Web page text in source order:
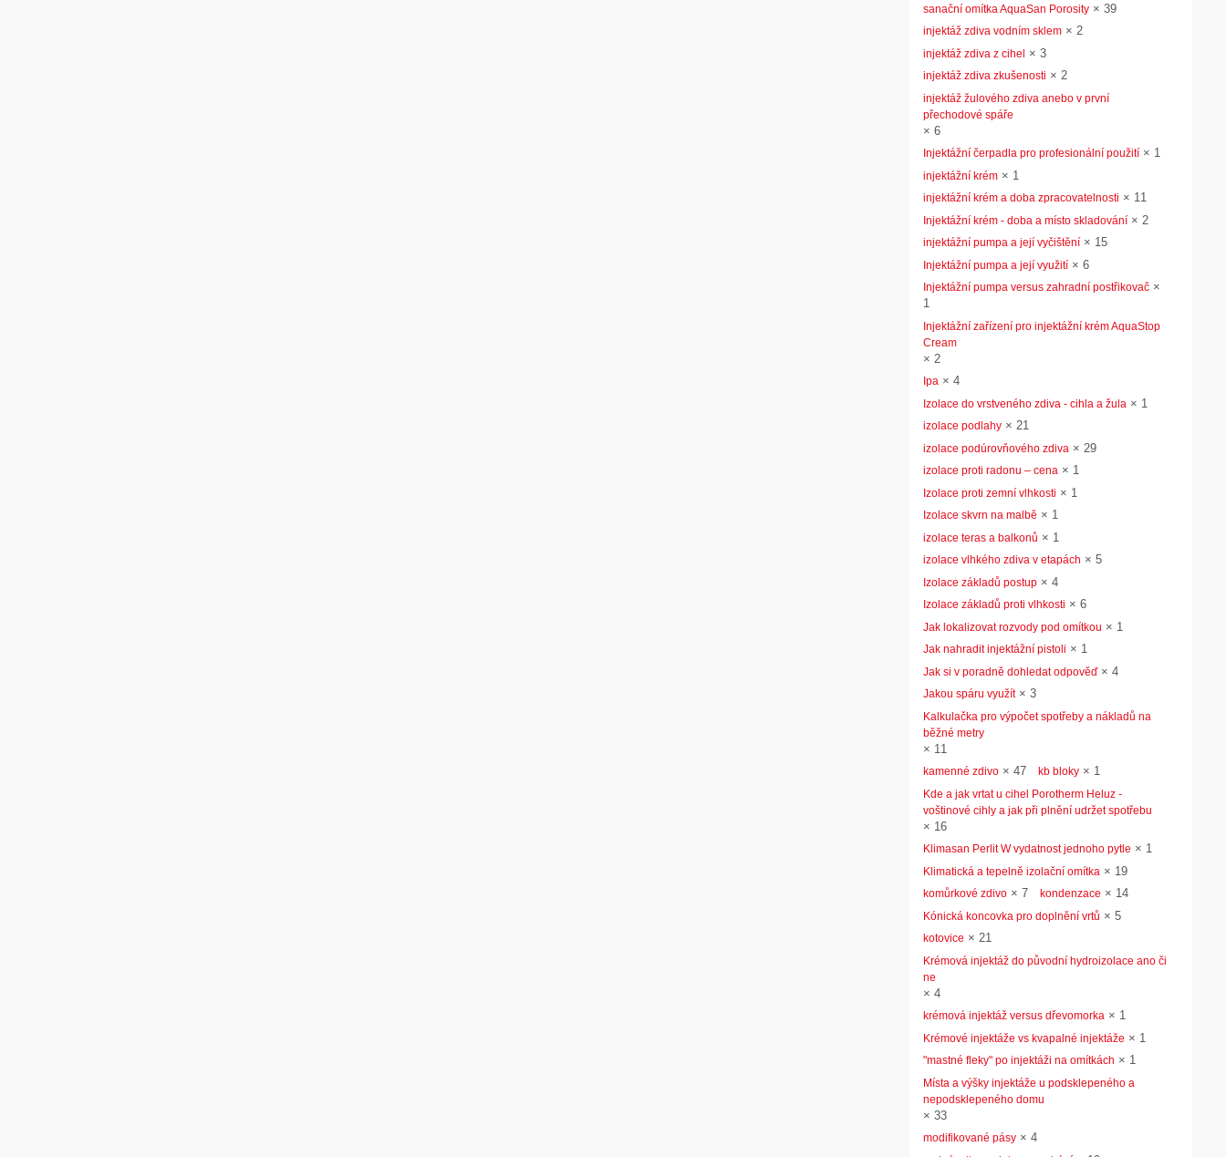
sanační omítka AquaSan Porosity × 39
injektáž zdiva vodním sklem × 2
injektáž zdiva z cihel × 3
injektáž zdiva zkušenosti × 2
injektáž žulového zdiva anebo v první
přechodové spáře
× 6
Injektážní čerpadla pro profesionální použití × 1
injektážní krém × 1
injektážní krém a doba zpracovatelnosti × 11
Injektážní krém - doba a místo skladování × 2
injektážní pumpa a její vyčištění × 15
Injektážní pumpa a její využití × 6
Injektážní pumpa versus zahradní postřikovač ×
1
Injektážní zařízení pro injektážní krém AquaStop
Cream
× 2
Ipa × 4
Izolace do vrstveného zdiva - cihla a žula × 1
izolace podlahy × 21
izolace podúrovňového zdiva × 29
izolace proti radonu – cena × 1
Izolace proti zemní vlhkosti × 1
Izolace skvrn na malbě × 1
izolace teras a balkonů × 1
izolace vlhkého zdiva v etapách × 5
Izolace základů postup × 4
Izolace základů proti vlhkosti × 6
Jak lokalizovat rozvody pod omítkou × 1
Jak nahradit injektážní pistoli × 1
Jak si v poradně dohledat odpověď× 4
Jakou spáru využít× 3
Kalkulačka pro výpočet spotřeby a nákladů na
běžné metry
× 11
kamenné zdivo × 47 kb bloky × 1
Kde a jak vrtat u cihel Porotherm Heluz -
voštinové cihly a jak při plnění udržet spotřebu
× 16
Klimasan Perlit W vydatnost jednoho pytle × 1
Klimatická a tepelně izolační omítka × 19
komůrkové zdivo × 7 kondenzace × 14
Kónická koncovka pro doplnění vrtů × 5
kotovice × 21
Krémová injektáž do původní hydroizolace ano či
ne
× 4
krémová injektáž versus dřevomorka × 1
Krémové injektáže vs kvapalné injektáže × 1
"mastné fleky" po injektáži na omítkách × 1
Místa a výšky injektáže u podsklepeného a
nepodsklepeného domu
× 33
modifikované pásy × 4